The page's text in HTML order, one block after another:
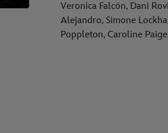
Veronica Falcón, Dani
Alejandro, Simone
Poppleton, Caroline